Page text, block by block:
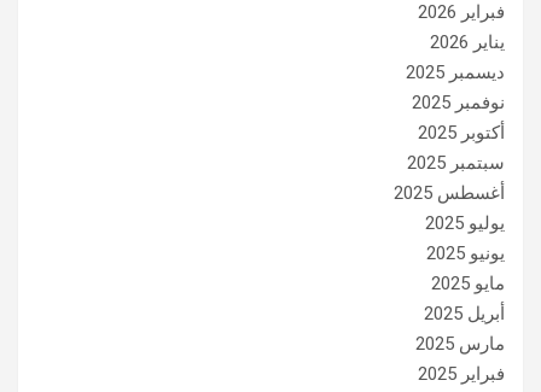
فبراير 2026
يناير 2026
ديسمبر 2025
نوفمبر 2025
أكتوبر 2025
سبتمبر 2025
أغسطس 2025
يوليو 2025
يونيو 2025
مايو 2025
أبريل 2025
مارس 2025
فبراير 2025